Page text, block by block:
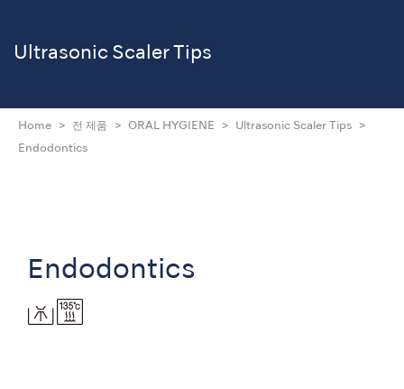
Ultrasonic Scaler Tips
Home 전 제품 ORAL HYGIENE Ultrasonic Scaler Tips
Endodontics
Endodontics